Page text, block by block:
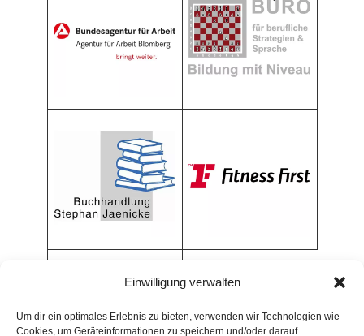
Einwilligung verwalten
Um dir ein optimales Erlebnis zu bieten, verwenden wir Technologien wie
Cookies, um Geräteinformationen zu speichern und/oder darauf